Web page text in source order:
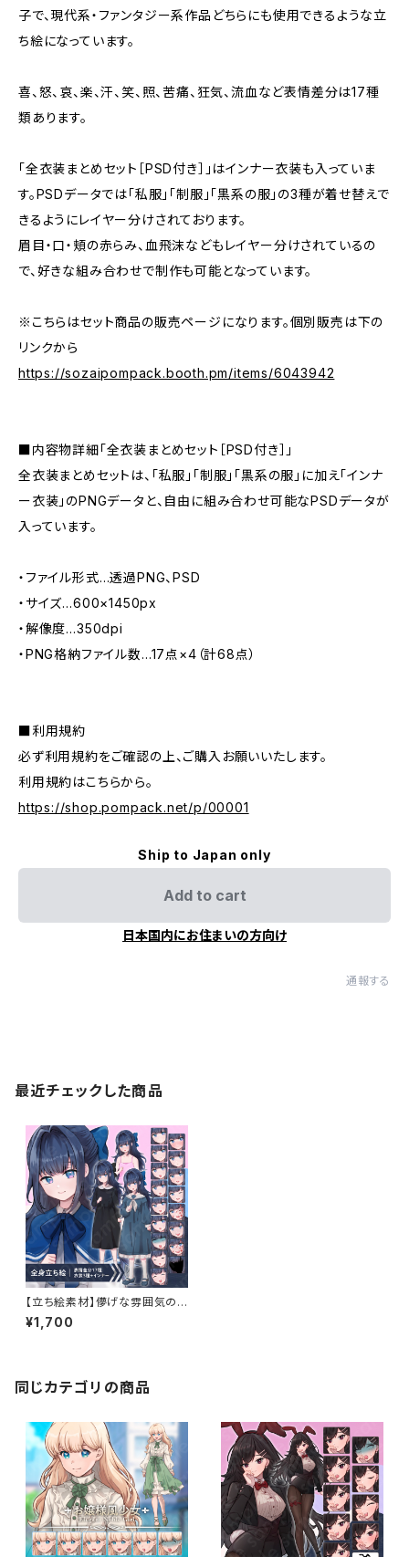
子で、現代系・ファンタジー系作品どちらにも使用できるような立
ち絵になっています。
喜、怒、哀、楽、汗、笑、照、苦痛、狂気、流血など表情差分は17種
類あります。
「全衣装まとめセット［PSD付き］」はインナー衣装も入っていま
す。PSDデータでは「私服」「制服」「黒系の服」の3種が着せ替えで
きるようにレイヤー分けされております。
眉目・口・頬の赤らみ、血飛沫などもレイヤー分けされているの
で、好きな組み合わせで制作も可能となっています。
※こちらはセット商品の販売ページになります。個別販売は下の
リンクから
https://sozaipompack.booth.pm/items/6043942
■内容物詳細「全衣装まとめセット［PSD付き］」
全衣装まとめセットは、「私服」「制服」「黒系の服」に加え「インナ
ー衣装」のPNGデータと、自由に組み合わせ可能なPSDデータが
入っています。
・ファイル形式…透過PNG、PSD
・サイズ…600×1450px
・解像度…350dpi
・PNG格納ファイル数…17点×4（計68点）
■利用規約
必ず利用規約をご確認の上、ご購入お願いいたします。
利用規約はこちらから。
https://shop.pompack.net/p/00001
Ship to Japan only
Add to cart
日本国内にお住まいの方向け
通報する
最近チェックした商品
【立ち絵素材】儚げな雰囲気の
青髪少女のイラスト・私服・制
服・喪服・全身表情17種【PSD付
¥1,700
同じカテゴリの商品